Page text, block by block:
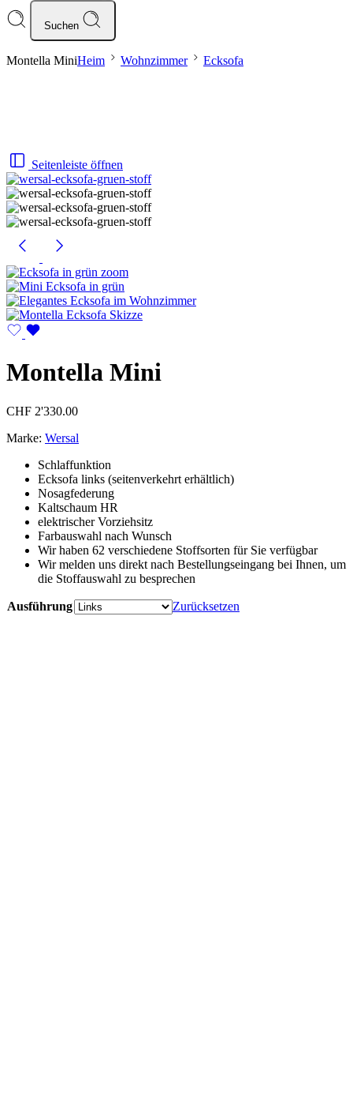
Suchen
Montella MiniHeim Wohnzimmer Ecksofa
Seitenleiste öffnen
Montella Mini
CHF 2'330.00
Marke: Wersal
Schlaffunktion
Ecksofa links (seitenverkehrt erhältlich)
Nosagfederung
Kaltschaum HR
elektrischer Vorziehsitz
Farbauswahl nach Wunsch
Wir haben 62 verschiedene Stoffsorten für Sie verfügbar
Wir melden uns direkt nach Bestellungseingang bei Ihnen, um
die Stoffauswahl zu besprechen
Ausführung Zurücksetzen